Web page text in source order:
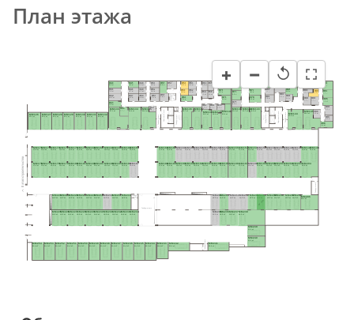
План этажа
+ − ↺
Тамбур-шлюз
Тамбур
-шлюз
Тамбур-шлюз Лифтовый холл Лифтовый холл
Тамбур-шлюз Тамбур-шлюз Тамбур-шлюз
Тамбур-шлюз
Пом. уб.
4.6 м²
MM126
22.3 м²
MM127
22.3 м²
MM128
22.3 м²
MM129
22.3 м²
MM130
22.3 м²
MM131
22.3 м²
MM132
22.3 м²
MM133
37.1 м²
MM134
30.9 м²
MM135
29.9 м²
MM136
23.7 м²
MM137
MM138
20.2 м²
MM139
19.4 м²
MM140
22.8 м²
MM141
21.5 м²
MM142MM143
24.8 м²
MM144
31.8 м²
MM145
28.0 м²
MM146
15.5 м²
MM147
15.9 м²
MM148
15.9 м²
MM149
15.9 м²
MM150
15.9 м²
MM151
15.9 м²
MM152
15.9 м²
MM153
15.5 м²
MM154
MM155
MM156
15.9 м²
MM157
15.9 м²
MM158
15.9 м²
MM159
15.9 м²
MM160
15.9 м²
MM161
15.9 м²
MM162
15.9 м²
MM163
17.0 м²
MM164
15.9 м²
MM165
15.9 м²
MM166
15.9 м²
MM167
15.9 м²
MM168
15.9 м²
MM169
15.9 м²
MM170
15.9 м²
MM171
15.9 м²
MM172
15.9 м²
MM173
15.9 м²
MM174
15.9 м²
MM175
17.0 м²
MM176
17.0 м²
MM177
15.9 м²
MM178
15.9 м²
MM179
15.9 м²
MM180
15.9 м²
MM181
15.9 м²
MM182
15.9 м²
MM183
15.9 м²
MM184
15.9 м²
MM185
15.9 м²
MM186
15.9 м²
MM187
15.9 м²
MM188
17.0 м²
MM189
15.9 м²
MM190
15.9 м²
MM191
15.9 м²
MM192
15.9 м²
MM193
15.9 м²
MM194
15.9 м²
MM195
15.5 м²
MM196MM197 MM198
15.5 м²
MM199
15.9 м²
MM200
15.9 м²
MM201
15.9 м²
MM202
15.9 м²
MM203
15.9 м²
MM204
30.5 м²
MM205
28.9 м²
MM206
15.0 м²
MM207
15.0 м²
MM208
15.0 м²
MM209
15.0 м²
MM210
MM211
15.0 м²
MM212
16.5 м²
MM213
16.5 м²
MM214
15.0 м²
MM215
15.0 м²
MM216
18.6 м²
MM217
15.9 м²
MM218
15.9 м²
MM219
15.9 м²
MM220
15.9 м²
MM221
15.9 м²
MM222
15.9 м²
MM223
15.9 м²
MM224
15.9 м²
MM225
15.9 м²
MM226
15.9 м²
MM227
15.9 м²
MM228
15.9 м²
MM229
15.9 м²
MM230
15.9 м²
MM231
15.9 м²
MM232
15.9 м²
MM233
15.9 м²
MM234
15.9 м²
MM235MM236
15.0 м²
MM237
15.9 м²
MM238
MM239
MM240
MM241
22.9 м²
MM242
22.9 м²
MM243
19.8 м²
MM244
22.2 м²
MM245
21.6 м²
MM246
21.6 м²
MM247
21.6 м²
MM248
21.6 м²
MM249
21.6 м²
MM250
21.6 м²
MM251
21.6 м²
MM252
MM253
21.6 м²
MM254
23.4 м²
H40
8.9 м²
H41
7.9 м²
H42
10.0 м²
H43
7.5 м²
H44
H45
6.9 м²
H46
6.7 м²
H47
8.0 м²
H48
5.0 м²
H49
H50
5.8 м²
H51
6.2 м²
H52
5.9 м²
H53
H54
3.9 м²
H55
9.4 м²
H56
7.8 м²
H57 H58
6.2 м²
H59
5.8 м²
H60
H61
6.0 м²
H62
5.5 м²
H63
5.9 м²
H64
5.1 м²
H65
H66
4.8 м²
H67 H68
H70
9.2 м²
H71
8.4 м²
H72
H74
9.8 м²
H75
6.6 м²
H77
8.5 м²
H78
8.9 м²
H80
6.7 м²
H81
7.3 м²
H83
H85
9.8 м²
H86
H88
6.4 м²
H89
7.0 м²
H90
H91
6.5 м²
H93
H94
8.7 м²
H95
H96
8.5 м²
H97
5.1 м²
H98
8.4 м²
H99
6.2 м²
Вы здесь
II этап строительства